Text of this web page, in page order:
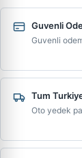
Guvenli
Guvenli
Tum
Oto yedek